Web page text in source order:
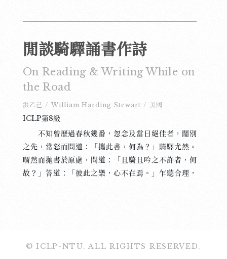
閒談騎驛誦書作詩
On Reading & Writing While on
the Road
洪乙己 / William Harding Stewart / 美國
ICLP第8級
不知曾歷過春秋幾番，忽念及當日絕佳者，闊別
之先，常怒而問道：「攜此書，何為？」騎驛尤然。
喟然而拋書於原處，問道：「且騎且吟之不許者，何
故？」答道：「彼此之樂，心不在焉。」乍聽合理，
樓，參差禾黍臥層丘。孤身欲沒之何處，漸遠高飛一
© ICLP-NTU. ALL RIGHTS RESERVED.